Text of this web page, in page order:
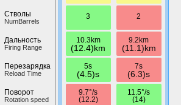
Стволы
NumBarrels
Дальность
Firing Range
Перезарядка
Reload Time
Поворот
Rotation speed
3
10.3km
(12.4)km
5s
(4.5)s
9.7°/s
(12.2)
2
9.2km
(11.1)km
7s
(6.3)s
11.5°/s
(14)